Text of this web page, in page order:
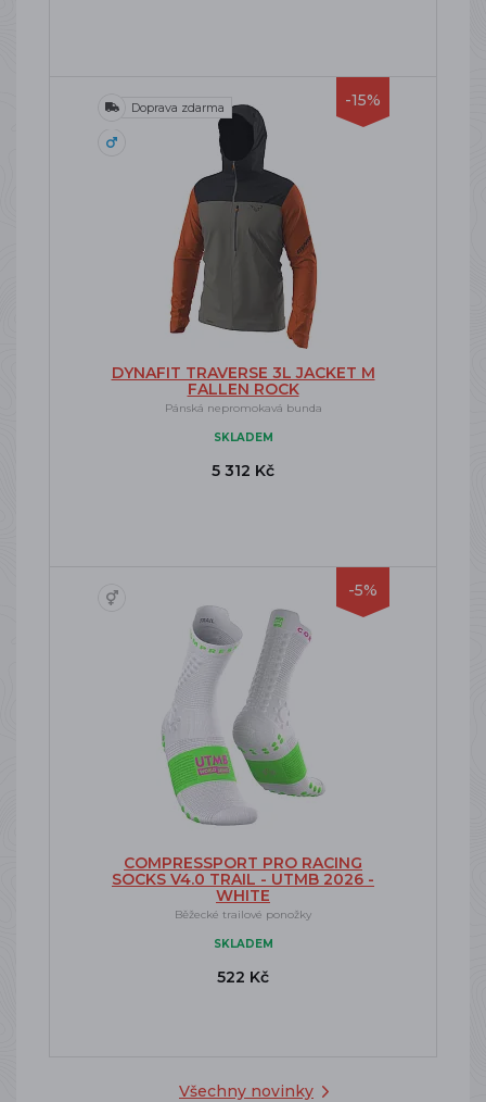
Všechny novinky
-15%
Doprava zdarma
DYNAFIT TRAVERSE 3L JACKET M
FALLEN ROCK
Pánská nepromokavá bunda
SKLADEM
5 312 Kč
-5%
COMPRESSPORT PRO RACING
SOCKS V4.0 TRAIL - UTMB 2026 -
WHITE
Běžecké trailové ponožky
SKLADEM
522 Kč